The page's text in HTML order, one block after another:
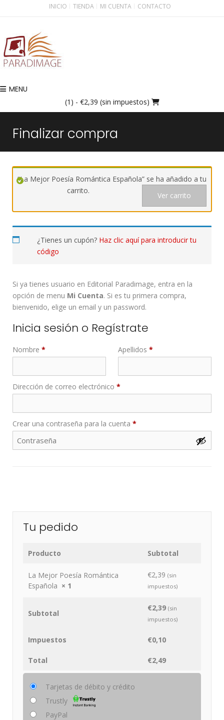
INICIO TIENDA MI CUENTA CONTACTO
MENU
(1) - €2,39 (sin impuestos)
Finalizar compra
“La Mejor Poesía Romántica Española” se ha añadido a tu
carrito.
Ver carrito
¿Tienes un cupón? Haz clic aquí para introducir tu
código
Si ya tienes usuario en Editorial Paradimage, entra en la
opción de menu Mi Cuenta. Si es tu primera compra,
bienvenido, elige un email y un password.
Inicia sesión o Regístrate
Nombre * Apellidos *
Dirección de correo electrónico *
Crear una contraseña para la cuenta *
Tu pedido
Producto Subtotal
La Mejor Poesía Romántica
Española × 1
€2,39 (sin
impuestos)
Subtotal
€2,39 (sin
impuestos)
Impuestos €0,10
Total €2,49
Tarjetas de débito y crédito
Trustly
PayPal